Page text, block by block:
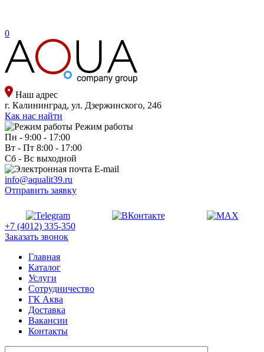
0
Наш адрес
г. Калининград, ул. Дзержинского, 246
Как нас найти
Режим работы
Пн - 9:00 - 17:00
Вт - Пт 8:00 - 17:00
Сб - Вс выходной
E-mail
info@aqualit39.ru
Отправить заявку
+7 (4012) 335-350
Заказать звонок
Главная
Каталог
Услуги
Сотрудничество
ГК Аква
Доставка
Вакансии
Контакты